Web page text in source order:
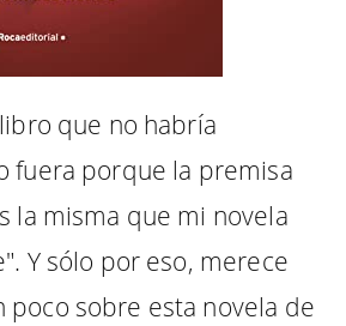
que no habría
fuera porque la premisa
la misma que mi novela
Y sólo por eso, merece
poco sobre esta novela de